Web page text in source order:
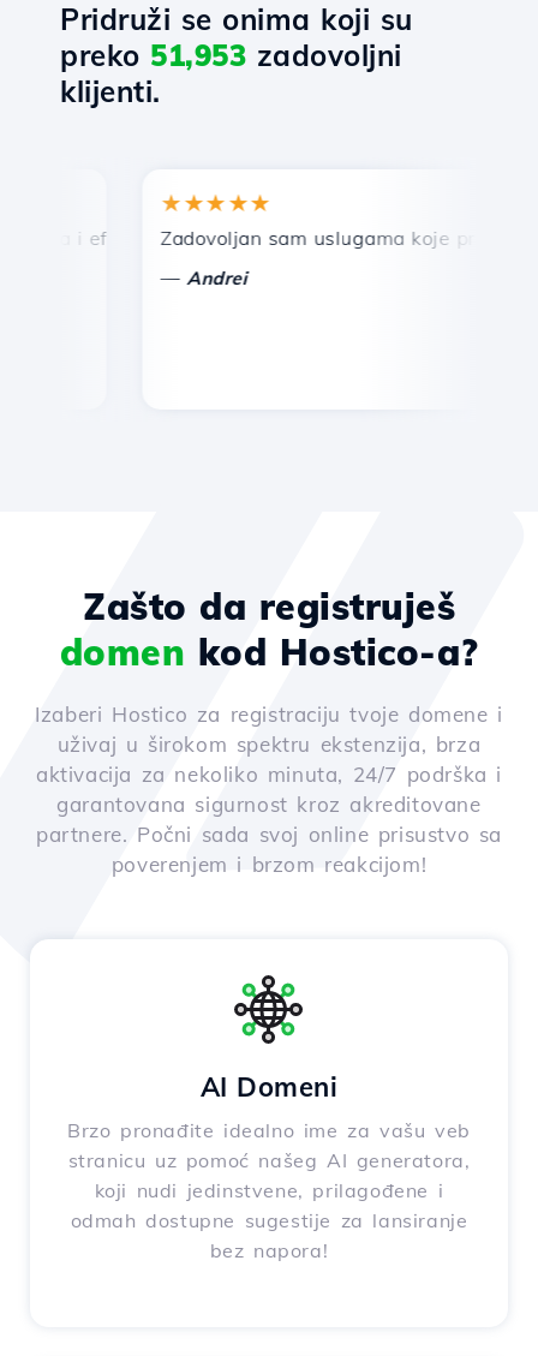
Pridruži se onima koji su
preko 51,953 zadovoljni
klijenti.
i efikasna tehnička podrška.
★★★★★
Zadovoljan sam uslugama koje pruža
Andrei
Zašto da registruješ
domen kod Hostico-a?
Izaberi Hostico za registraciju tvoje domene i
uživaj u širokom spektru ekstenzija, brza
aktivacija za nekoliko minuta, 24/7 podrška i
garantovana sigurnost kroz akreditovane
partnere. Počni sada svoj online prisustvo sa
poverenjem i brzom reakcijom!
AI Domeni
Brzo pronađite idealno ime za vašu veb
stranicu uz pomoć našeg AI generatora,
koji nudi jedinstvene, prilagođene i
odmah dostupne sugestije za lansiranje
bez napora!